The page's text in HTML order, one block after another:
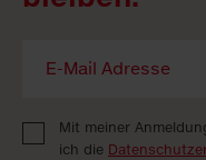
Mit meiner
ich die